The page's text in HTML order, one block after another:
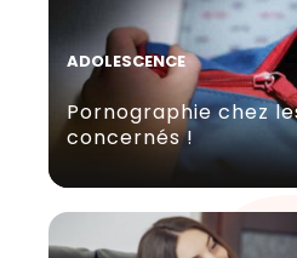
ADOLESCENCE
Pornographie chez
concernés !